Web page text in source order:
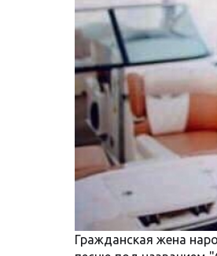
Гражданская жена